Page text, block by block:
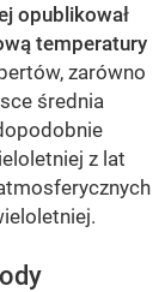
opublikował
temperatury
zarówno
średnia
z lat